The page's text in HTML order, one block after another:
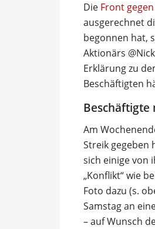
Die Front
ausgerechnet
begonnen hat,
Aktionärs
Erklärung zu
Beschäftigten
Beschäftigte
Am
Streik gegeben
sich einige von
„Konflikt“ wie
Foto dazu (s.
Samstag an
– auf Wunsch